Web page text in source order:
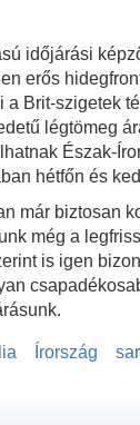
időjárási
erős
Brit-szigetek
légtömeg
Észak-
hétfőn és
már biztosan
még a
is igen
Írország